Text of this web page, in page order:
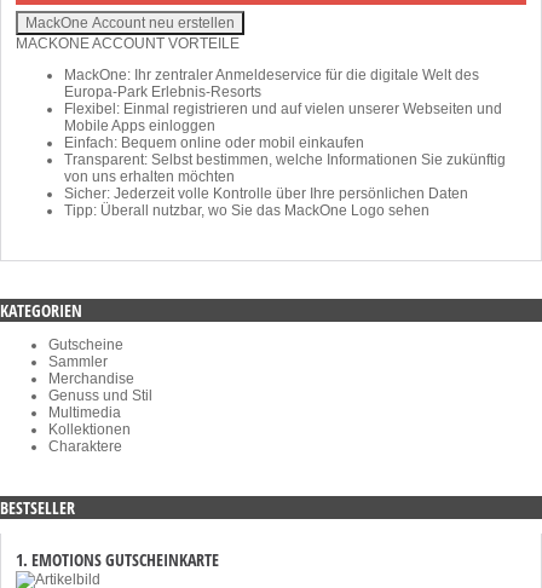
MACKONE ACCOUNT VORTEILE
MackOne: Ihr zentraler Anmeldeservice für die digitale Welt des
Europa-Park Erlebnis-Resorts
Flexibel: Einmal registrieren und auf vielen unserer Webseiten und
Mobile Apps einloggen
Einfach: Bequem online oder mobil einkaufen
Transparent: Selbst bestimmen, welche Informationen Sie zukünftig
von uns erhalten möchten
Sicher: Jederzeit volle Kontrolle über Ihre persönlichen Daten
Tipp: Überall nutzbar, wo Sie das MackOne Logo sehen
KATEGORIEN
Gutscheine
Sammler
Merchandise
Genuss und Stil
Multimedia
Kollektionen
Charaktere
BESTSELLER
1. EMOTIONS GUTSCHEINKARTE